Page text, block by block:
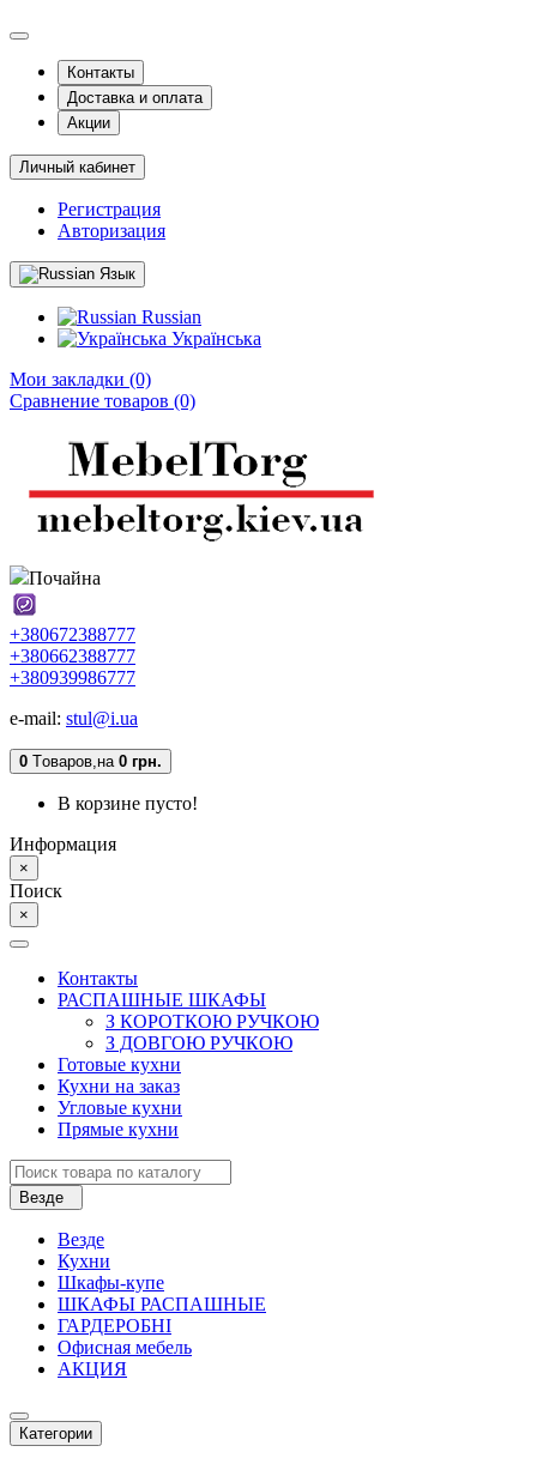
Контакты
Доставка и оплата
Акции
Личный кабинет
Регистрация
Авторизация
Язык
Russian
Українська
Мои закладки (0)
Сравнение товаров (0)
Почайна
+380672388777
+380662388777
+380939986777
e-mail: stul@i.ua
0 Tоваров,на 0 грн.
В корзине пусто!
Информация
×
Поиск
×
Контакты
РАСПАШНЫЕ ШКАФЫ
З КОРОТКОЮ РУЧКОЮ
З ДОВГОЮ РУЧКОЮ
Готовые кухни
Кухни на заказ
Угловые кухни
Прямые кухни
Везде
Везде
Кухни
Шкафы-купе
ШКАФЫ РАСПАШНЫЕ
ГАРДЕРОБНІ
Офисная мебель
АКЦИЯ
Категории